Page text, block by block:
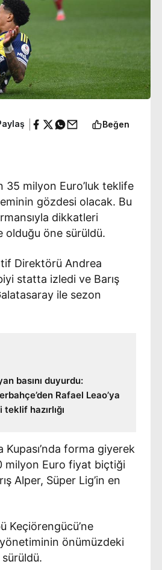
Beğen
35 milyon Euro’luk teklife
gözdesi olacak. Bu
dikkatleri
olduğu öne sürüldü.
Direktörü Andrea
statta izledi ve Barış
ile sezon
basını duyurdu:
Rafael Leao’ya
teklif hazırlığı
forma giyerek
milyon Euro fiyat biçtiği
Alper, Süper Lig’in en
Keçiörengücü’ne
önümüzdeki